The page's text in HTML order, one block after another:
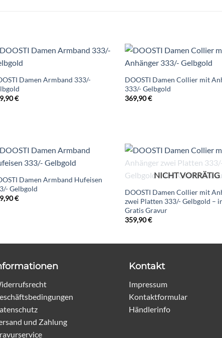
Damen Armband 333/-
€
DOOSTI Damen Collier mit
333/- Gelbgold
369,90€
Damen Armband Hufeisen
Gelbgold
€
NICHT VORRÄTIG
DOOSTI Damen Collier mit
zwei Platten 333/- Gelbgold –
Gratis Gravur
359,90€
und Zahlung
Kontakt
Impressum
Kontaktformular
Händlerinfo